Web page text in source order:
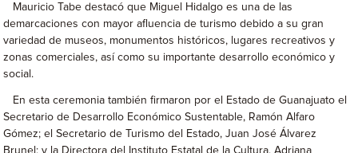
Mauricio Tabe destacó que Miguel Hidalgo es una de las
demarcaciones con mayor afluencia de turismo debido a su gran
variedad de museos, monumentos históricos, lugares recreativos y
zonas comerciales, así como su importante desarrollo económico y
social.
En esta ceremonia también firmaron por el Estado de Guanajuato el
Secretario de Desarrollo Económico Sustentable, Ramón Alfaro
Gómez; el Secretario de Turismo del Estado, Juan José Álvarez
Brunel; y la Directora del Instituto Estatal de la Cultura, Adriana